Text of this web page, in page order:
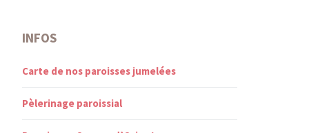
INFOS
Carte de nos paroisses jumelées
Pèlerinage paroissial